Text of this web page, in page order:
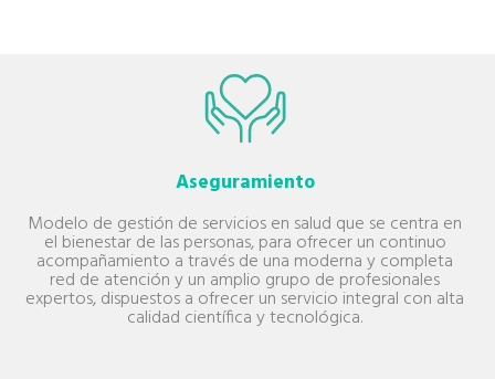
Aseguramiento
Modelo de gestión de servicios en salud que se centra en
el bienestar de las personas, para ofrecer un continuo
acompañamiento a través de una moderna y completa
red de atención y un amplio grupo de profesionales
expertos, dispuestos a ofrecer un servicio integral con alta
calidad científica y tecnológica.